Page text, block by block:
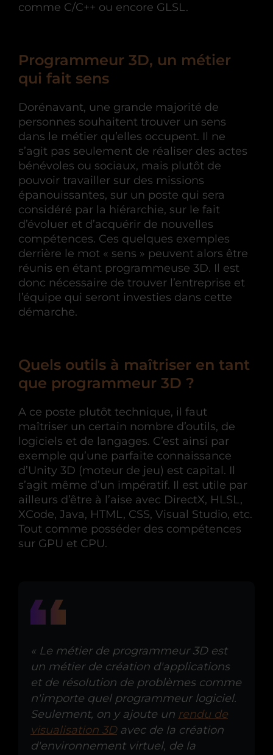
comme C/C++ ou encore GLSL.
Programmeur 3D, un métier
qui fait sens
Dorénavant, une grande majorité de
personnes souhaitent trouver un sens
dans le métier qu’elles occupent. Il ne
s’agit pas seulement de réaliser des actes
bénévoles ou sociaux, mais plutôt de
pouvoir travailler sur des missions
épanouissantes, sur un poste qui sera
considéré par la hiérarchie, sur le fait
d’évoluer et d’acquérir de nouvelles
compétences. Ces quelques exemples
derrière le mot « sens » peuvent alors être
réunis en étant programmeuse 3D. Il est
donc nécessaire de trouver l’entreprise et
l’équipe qui seront investies dans cette
démarche.
Quels outils à maîtriser en tant
que programmeur 3D ?
A ce poste plutôt technique, il faut
maîtriser un certain nombre d’outils, de
logiciels et de langages. C’est ainsi par
exemple qu’une parfaite connaissance
d’Unity 3D (moteur de jeu) est capital. Il
s’agit même d’un impératif. Il est utile par
ailleurs d’être à l’aise avec DirectX, HLSL,
XCode, Java, HTML, CSS, Visual Studio, etc.
Tout comme posséder des compétences
sur GPU et CPU.
« Le métier de programmeur 3D est
un métier de création d'applications
et de résolution de problèmes comme
n'importe quel programmeur logiciel.
Seulement, on y ajoute un rendu de
visualisation 3Davec de la création
d'environnement virtuel, de la